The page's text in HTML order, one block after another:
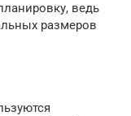
ведь
размеров